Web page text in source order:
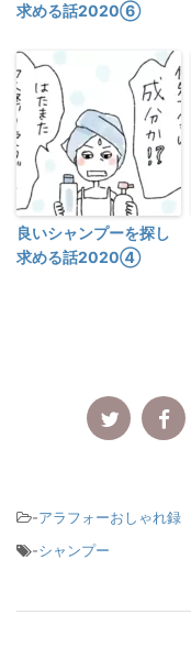
求める話2020⑥
良いシャンプーを探し
求める話2020④
-アラフォーおしゃれ録
-シャンプー